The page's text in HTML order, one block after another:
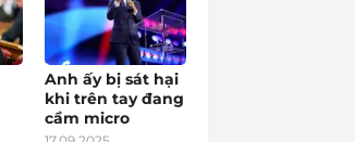
Anh ấy bị sát hại
khi trên tay đang
cầm micro